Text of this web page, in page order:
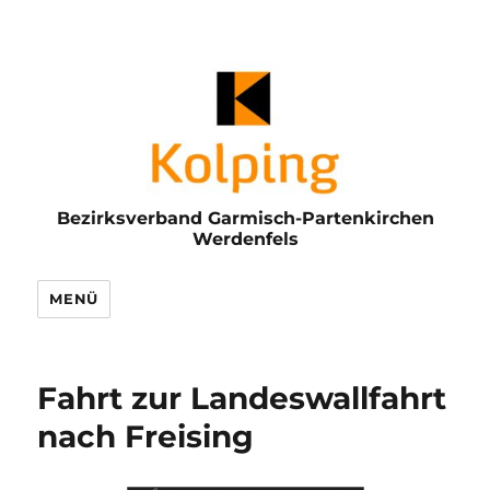
Bezirksverband Garmisch-Partenkirchen
Werdenfels
MENÜ
Fahrt zur Landeswallfahrt
nach Freising